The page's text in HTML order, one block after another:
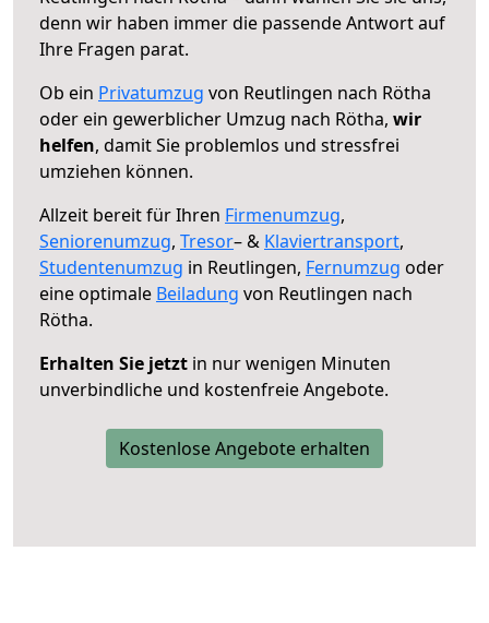
denn wir haben immer die passende Antwort auf
Ihre Fragen parat.
Ob ein Privatumzug von Reutlingen nach Rötha
oder ein gewerblicher Umzug nach Rötha, wir
helfen, damit Sie problemlos und stressfrei
umziehen können.
Allzeit bereit für Ihren Firmenumzug,
Seniorenumzug, Tresor– & Klaviertransport,
Studentenumzug in Reutlingen, Fernumzug oder
eine optimale Beiladung von Reutlingen nach
Rötha.
Erhalten Sie jetzt in nur wenigen Minuten
unverbindliche und kostenfreie Angebote.
Kostenlose Angebote erhalten